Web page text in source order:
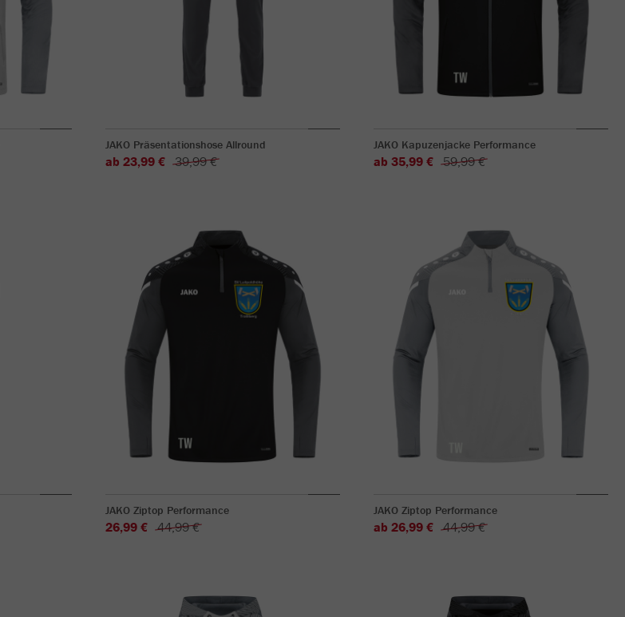
JAKO Präsentationshose Allround
ab 23,99 € 39,99 €
JAKO Kapuzenjacke Performance
ab 35,99 € 59,99 €
JAKO Ziptop Performance
26,99 € 44,99 €
JAKO Ziptop Performance
ab 26,99 € 44,99 €